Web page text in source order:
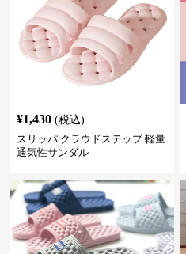
¥1,430 (税込)
スリッパ クラウドステップ 軽量
通気性サンダル